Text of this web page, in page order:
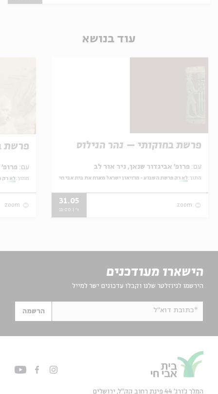
עוד בנושא
פרשת בחוקותי – נהר הנילוס
עם:
מתוך: לא רק פרשת השבוע - מוזיאון ישראל מארח את בית אבי חי
zoom
31.05
ו' | 11:00
פרשת
עם:
מתוך: לא רק
zoom
הישארו מעודכנים
הירשמו לניוזלטר שלנו וקבלו עדכונים ישר למייל
*כתובת דוא"ל הרשמה
המלך ג'ורג' 44 פינת רחוב קק״ל, ירושלים